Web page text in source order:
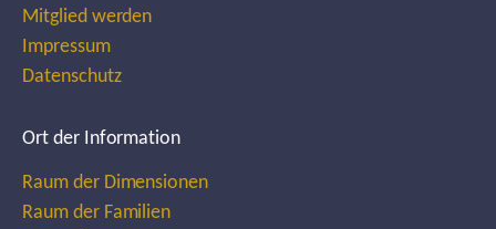
Mitglied werden
Impressum
Datenschutz
Ort der Information
Raum der Dimensionen
Raum der Familien